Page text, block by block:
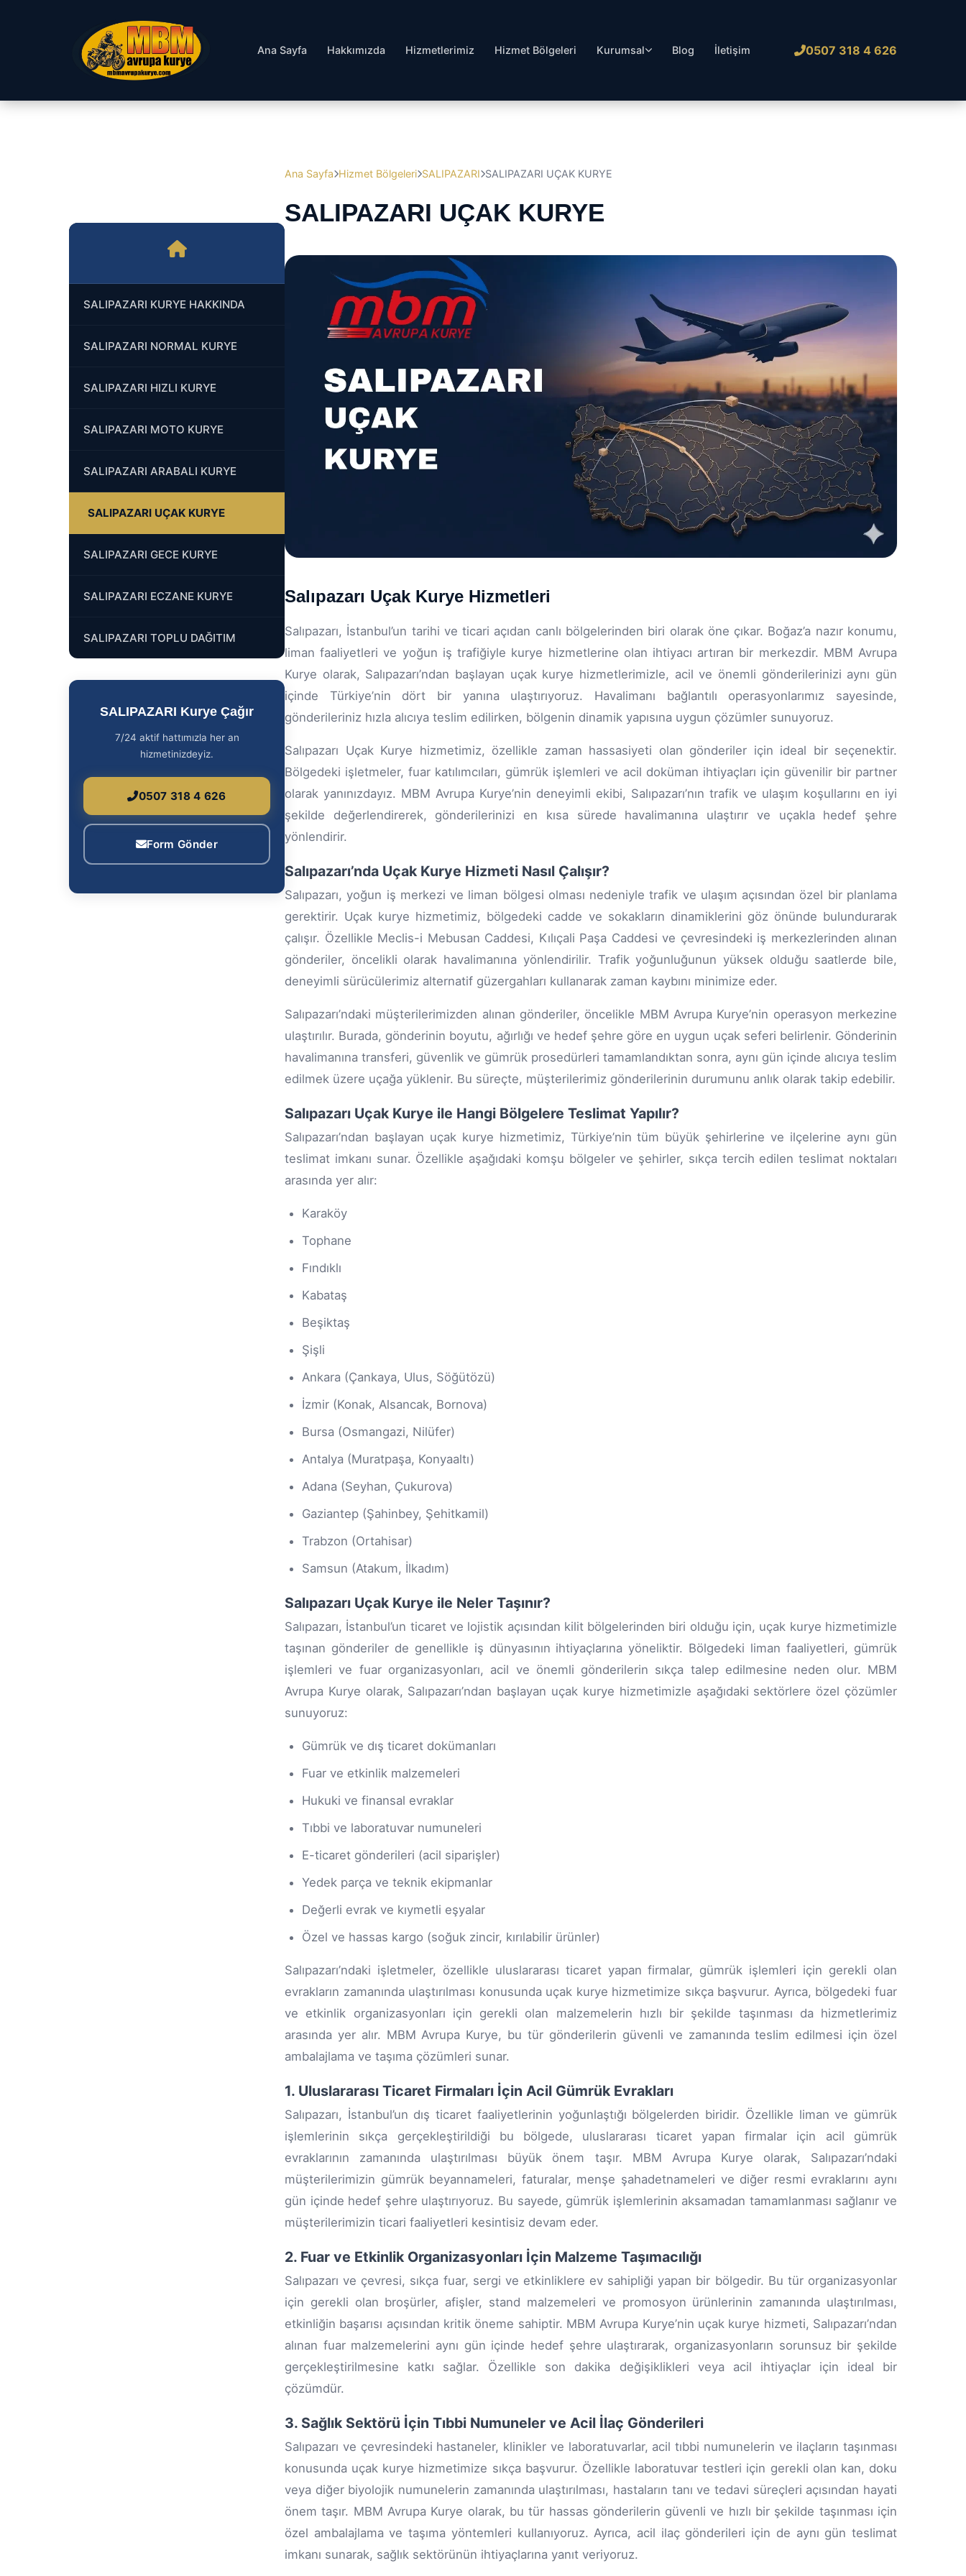
Ana Sayfa Hakkımızda Hizmetlerimiz Hizmet Bölgeleri Kurumsal Blog İletişim 0507 318 4 626
SALIPAZARI KURYE HAKKINDA
SALIPAZARI NORMAL KURYE
SALIPAZARI HIZLI KURYE
SALIPAZARI MOTO KURYE
SALIPAZARI ARABALI KURYE
SALIPAZARI UÇAK KURYE
SALIPAZARI GECE KURYE
SALIPAZARI ECZANE KURYE
SALIPAZARI TOPLU DAĞITIM
SALIPAZARI Kurye Çağır
7/24 aktif hattımızla her an
hizmetinizdeyiz.
0507 318 4 626
Form Gönder
Ana Sayfa Hizmet Bölgeleri SALIPAZARI SALIPAZARI UÇAK KURYE
SALIPAZARI UÇAK KURYE
Salıpazarı Uçak Kurye Hizmetleri
Salıpazarı, İstanbul’un tarihi ve ticari açıdan canlı bölgelerinden biri olarak öne çıkar. Boğaz’a nazır konumu,
liman faaliyetleri ve yoğun iş trafiğiyle kurye hizmetlerine olan ihtiyacı artıran bir merkezdir. MBM Avrupa
Kurye olarak, Salıpazarı’ndan başlayan uçak kurye hizmetlerimizle, acil ve önemli gönderilerinizi aynı gün
içinde Türkiye’nin dört bir yanına ulaştırıyoruz. Havalimanı bağlantılı operasyonlarımız sayesinde,
gönderileriniz hızla alıcıya teslim edilirken, bölgenin dinamik yapısına uygun çözümler sunuyoruz.
Salıpazarı Uçak Kurye hizmetimiz, özellikle zaman hassasiyeti olan gönderiler için ideal bir seçenektir.
Bölgedeki işletmeler, fuar katılımcıları, gümrük işlemleri ve acil doküman ihtiyaçları için güvenilir bir partner
olarak yanınızdayız. MBM Avrupa Kurye’nin deneyimli ekibi, Salıpazarı’nın trafik ve ulaşım koşullarını en iyi
şekilde değerlendirerek, gönderilerinizi en kısa sürede havalimanına ulaştırır ve uçakla hedef şehre
yönlendirir.
Salıpazarı’nda Uçak Kurye Hizmeti Nasıl Çalışır?
Salıpazarı, yoğun iş merkezi ve liman bölgesi olması nedeniyle trafik ve ulaşım açısından özel bir planlama
gerektirir. Uçak kurye hizmetimiz, bölgedeki cadde ve sokakların dinamiklerini göz önünde bulundurarak
çalışır. Özellikle Meclis-i Mebusan Caddesi, Kılıçali Paşa Caddesi ve çevresindeki iş merkezlerinden alınan
gönderiler, öncelikli olarak havalimanına yönlendirilir. Trafik yoğunluğunun yüksek olduğu saatlerde bile,
deneyimli sürücülerimiz alternatif güzergahları kullanarak zaman kaybını minimize eder.
Salıpazarı’ndaki müşterilerimizden alınan gönderiler, öncelikle MBM Avrupa Kurye’nin operasyon merkezine
ulaştırılır. Burada, gönderinin boyutu, ağırlığı ve hedef şehre göre en uygun uçak seferi belirlenir. Gönderinin
havalimanına transferi, güvenlik ve gümrük prosedürleri tamamlandıktan sonra, aynı gün içinde alıcıya teslim
edilmek üzere uçağa yüklenir. Bu süreçte, müşterilerimiz gönderilerinin durumunu anlık olarak takip edebilir.
Salıpazarı Uçak Kurye ile Hangi Bölgelere Teslimat Yapılır?
Salıpazarı’ndan başlayan uçak kurye hizmetimiz, Türkiye’nin tüm büyük şehirlerine ve ilçelerine aynı gün
teslimat imkanı sunar. Özellikle aşağıdaki komşu bölgeler ve şehirler, sıkça tercih edilen teslimat noktaları
arasında yer alır:
Karaköy
Tophane
Fındıklı
Kabataş
Beşiktaş
Şişli
Ankara (Çankaya, Ulus, Söğütözü)
İzmir (Konak, Alsancak, Bornova)
Bursa (Osmangazi, Nilüfer)
Antalya (Muratpaşa, Konyaaltı)
Adana (Seyhan, Çukurova)
Gaziantep (Şahinbey, Şehitkamil)
Trabzon (Ortahisar)
Samsun (Atakum, İlkadım)
Salıpazarı Uçak Kurye ile Neler Taşınır?
Salıpazarı, İstanbul’un ticaret ve lojistik açısından kilit bölgelerinden biri olduğu için, uçak kurye hizmetimizle
taşınan gönderiler de genellikle iş dünyasının ihtiyaçlarına yöneliktir. Bölgedeki liman faaliyetleri, gümrük
işlemleri ve fuar organizasyonları, acil ve önemli gönderilerin sıkça talep edilmesine neden olur. MBM
Avrupa Kurye olarak, Salıpazarı’ndan başlayan uçak kurye hizmetimizle aşağıdaki sektörlere özel çözümler
sunuyoruz:
Gümrük ve dış ticaret dokümanları
Fuar ve etkinlik malzemeleri
Hukuki ve finansal evraklar
Tıbbi ve laboratuvar numuneleri
E-ticaret gönderileri (acil siparişler)
Yedek parça ve teknik ekipmanlar
Değerli evrak ve kıymetli eşyalar
Özel ve hassas kargo (soğuk zincir, kırılabilir ürünler)
Salıpazarı’ndaki işletmeler, özellikle uluslararası ticaret yapan firmalar, gümrük işlemleri için gerekli olan
evrakların zamanında ulaştırılması konusunda uçak kurye hizmetimize sıkça başvurur. Ayrıca, bölgedeki fuar
ve etkinlik organizasyonları için gerekli olan malzemelerin hızlı bir şekilde taşınması da hizmetlerimiz
arasında yer alır. MBM Avrupa Kurye, bu tür gönderilerin güvenli ve zamanında teslim edilmesi için özel
ambalajlama ve taşıma çözümleri sunar.
1. Uluslararası Ticaret Firmaları İçin Acil Gümrük Evrakları
Salıpazarı, İstanbul’un dış ticaret faaliyetlerinin yoğunlaştığı bölgelerden biridir. Özellikle liman ve gümrük
işlemlerinin sıkça gerçekleştirildiği bu bölgede, uluslararası ticaret yapan firmalar için acil gümrük
evraklarının zamanında ulaştırılması büyük önem taşır. MBM Avrupa Kurye olarak, Salıpazarı’ndaki
müşterilerimizin gümrük beyannameleri, faturalar, menşe şahadetnameleri ve diğer resmi evraklarını aynı
gün içinde hedef şehre ulaştırıyoruz. Bu sayede, gümrük işlemlerinin aksamadan tamamlanması sağlanır ve
müşterilerimizin ticari faaliyetleri kesintisiz devam eder.
2. Fuar ve Etkinlik Organizasyonları İçin Malzeme Taşımacılığı
Salıpazarı ve çevresi, sıkça fuar, sergi ve etkinliklere ev sahipliği yapan bir bölgedir. Bu tür organizasyonlar
için gerekli olan broşürler, afişler, stand malzemeleri ve promosyon ürünlerinin zamanında ulaştırılması,
etkinliğin başarısı açısından kritik öneme sahiptir. MBM Avrupa Kurye’nin uçak kurye hizmeti, Salıpazarı’ndan
alınan fuar malzemelerini aynı gün içinde hedef şehre ulaştırarak, organizasyonların sorunsuz bir şekilde
gerçekleştirilmesine katkı sağlar. Özellikle son dakika değişiklikleri veya acil ihtiyaçlar için ideal bir
çözümdür.
3. Sağlık Sektörü İçin Tıbbi Numuneler ve Acil İlaç Gönderileri
Salıpazarı ve çevresindeki hastaneler, klinikler ve laboratuvarlar, acil tıbbi numunelerin ve ilaçların taşınması
konusunda uçak kurye hizmetimize sıkça başvurur. Özellikle laboratuvar testleri için gerekli olan kan, doku
veya diğer biyolojik numunelerin zamanında ulaştırılması, hastaların tanı ve tedavi süreçleri açısından hayati
önem taşır. MBM Avrupa Kurye olarak, bu tür hassas gönderilerin güvenli ve hızlı bir şekilde taşınması için
özel ambalajlama ve taşıma yöntemleri kullanıyoruz. Ayrıca, acil ilaç gönderileri için de aynı gün teslimat
imkanı sunarak, sağlık sektörünün ihtiyaçlarına yanıt veriyoruz.